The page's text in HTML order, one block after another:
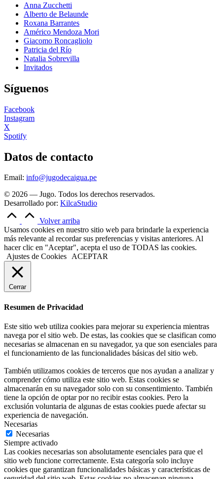
Anna Zucchetti
Alberto de Belaunde
Roxana Barrantes
Américo Mendoza Mori
Giacomo Roncagliolo
Patricia del Río
Natalia Sobrevilla
Invitados
Síguenos
Facebook
Instagram
X
Spotify
Datos de contacto
Email: info@jugodecaigua.pe
© 2026 — Jugo. Todos los derechos reservados.
Desarrollado por: KilcaStudio
Volver arriba
Usamos cookies en nuestro sitio web para brindarle la experiencia
más relevante al recordar sus preferencias y visitas anteriores. Al
hacer clic en "Aceptar", acepta el uso de TODAS las cookies.
Ajustes de Cookies ACEPTAR
Cerrar
Resumen de Privacidad
Este sitio web utiliza cookies para mejorar su experiencia mientras
navega por el sitio web. De estas, las cookies que se clasifican como
necesarias se almacenan en su navegador, ya que son esenciales para
el funcionamiento de las funcionalidades básicas del sitio web.
También utilizamos cookies de terceros que nos ayudan a analizar y
comprender cómo utiliza este sitio web. Estas cookies se
almacenarán en su navegador solo con su consentimiento. También
tiene la opción de optar por no recibir estas cookies. Pero la
exclusión voluntaria de algunas de estas cookies puede afectar su
experiencia de navegación.
Necesarias
Necesarias
Siempre activado
Las cookies necesarias son absolutamente esenciales para que el
sitio web funcione correctamente. Esta categoría solo incluye
cookies que garantizan funcionalidades básicas y características de